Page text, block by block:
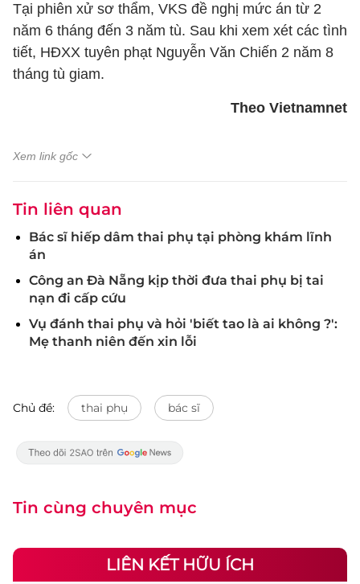
Tại phiên xử sơ thẩm, VKS đề nghị mức án từ 2
năm 6 tháng đến 3 năm tù. Sau khi xem xét các tình
tiết, HĐXX tuyên phạt Nguyễn Văn Chiến 2 năm 8
tháng tù giam.
Theo Vietnamnet
Xem link gốc
Tin liên quan
Bác sĩ hiếp dâm thai phụ tại phòng khám lĩnh
án
Công an Đà Nẵng kịp thời đưa thai phụ bị tai
nạn đi cấp cứu
Vụ đánh thai phụ và hỏi 'biết tao là ai không ?':
Mẹ thanh niên đến xin lỗi
Chủ đề: thai phụ bác sĩ
Tin cùng chuyên mục
LIÊN KẾT HỮU ÍCH